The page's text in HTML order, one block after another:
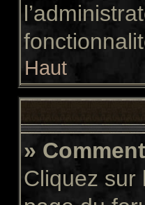
Haut
»
Cliquez sur